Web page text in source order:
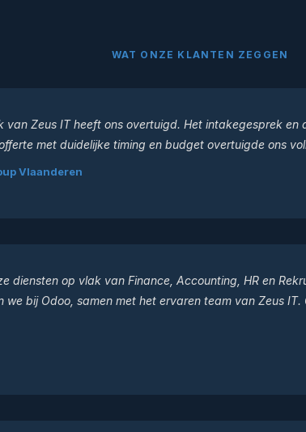
WAT ONZE KLANTEN ZEGGEN
van Zeus IT heeft ons overtuigd. Het intakegesprek en
met duidelijke timing en budget overtuigde ons
Vlaanderen
diensten op vlak van Finance, Accounting, HR en
we bij Odoo, samen met het ervaren team van Zeus